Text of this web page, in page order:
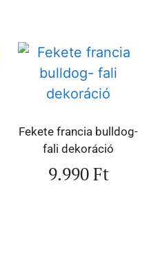
Fekete francia bulldog-
fali dekoráció
9.990Ft